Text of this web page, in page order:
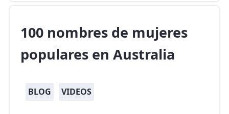
100 nombres de mujeres
populares en Australia
BLOG VIDEOS